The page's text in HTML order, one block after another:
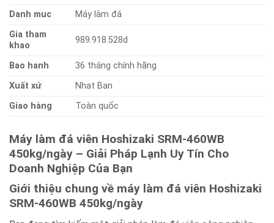
Danh muc
Máy làm đá
Gia tham
khao
989.918.528d
Bao hanh
36 tháng chính hãng
Xuất xứ
Nhat Ban
Giao hàng
Toàn quốc
Máy làm đá viên Hoshizaki SRM-460WB
450kg/ngày – Giải Pháp Lạnh Uy Tín Cho
Doanh Nghiệp Của Bạn
Giới thiệu chung về máy làm đá viên Hoshizaki
SRM-460WB 450kg/ngày